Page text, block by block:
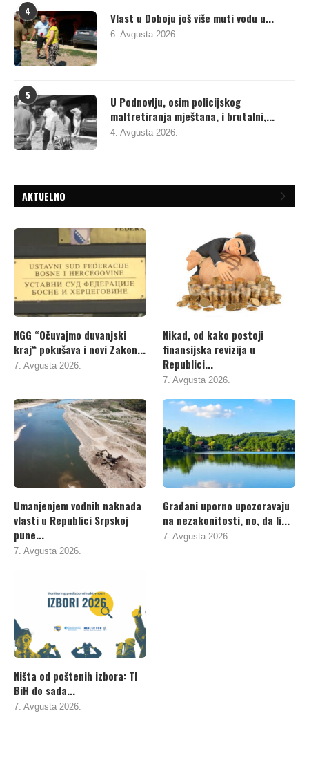
4 Vlast u Doboju još više muti vodu u...
6. Avgusta 2026.
5
U Podnovlju, osim policijskog
maltretiranja mještana, i brutalni,...
4. Avgusta 2026.
AKTUELNO
NGG “Očuvajmo duvanjski
kraj“ pokušava i novi Zakon...
7. Avgusta 2026.
Nikad, od kako postoji
finansijska revizija u
Republici...
7. Avgusta 2026.
Umanjenjem vodnih naknada
vlasti u Republici Srpskoj
pune...
7. Avgusta 2026.
Građani uporno upozoravaju
na nezakonitosti, no, da li...
7. Avgusta 2026.
Ništa od poštenih izbora: TI
BiH do sada...
7. Avgusta 2026.